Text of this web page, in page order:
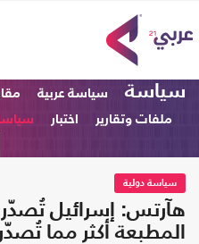
سياسة سياسة عربية
ملفات وتقارير
اختبار
سياسة دولية
هآرتس: إسرائيل
المطبعة أكثر مما